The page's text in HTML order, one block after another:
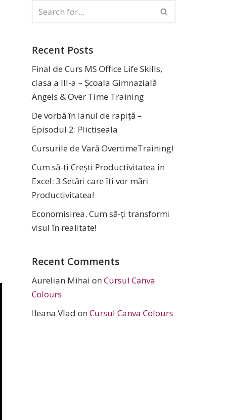
Recent Posts
Final de Curs MS Office Life Skills,
clasa a III-a – Școala Gimnazială
Angels & Over Time Training
De vorbă în lanul de rapiță –
Episodul 2: Plictiseala
Cursurile de Vară OvertimeTraining!
Cum să-ți Crești Productivitatea în
Excel: 3 Setări care îți vor mări
Productivitatea!
Economisirea. Cum să-ți transformi
visul în realitate!
Recent Comments
Aurelian Mihai onCursul Canva
Colours
Ileana Vlad onCursul Canva Colours